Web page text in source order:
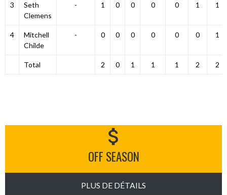
3
Seth
Clemens
- 1 0 0 0 0 1 1
4
Mitchell
Childe
- 0 0 0 0 0 0 1
Total 2 0 1 1 1 2 2
attach_money
OFF SEASON
PLUS DE DÉTAILS